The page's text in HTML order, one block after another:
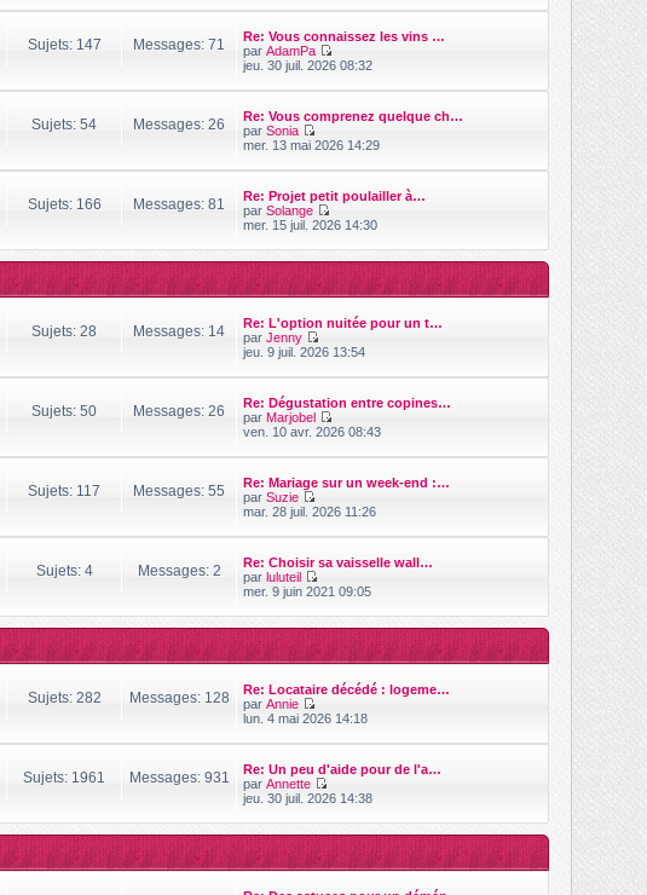
s
a
e
n
e
m
s
a
i
l
e
d
n
e
m
s
s
a
e
Sujets: 147 Messages: 71
Re: Vous connaissez les vins …
par AdamPa
V
i
l
d
n
e
m
e
s
g
jeu. 30 juil. 2026 08:32
Sujets: 54 Messages: 26
Re: Vous comprenez quelque ch…
par Sonia
V
i
l
e
d
r
e
m
e
s
s
g
mer. 13 mai 2026 14:29
Sujets: 166 Messages: 81
Re: Projet petit poulailler à…
par Solange
V
i
r
e
e
n
e
m
e
s
s
g
mer. 15 juil. 2026 14:30
Sujets: 28 Messages: 14
Re: L'option nuitée pour un t…
par Jenny
V
i
l
e
d
n
e
m
s
a
e
jeu. 9 juil. 2026 13:54
Sujets: 50 Messages: 26
Re: Dégustation entre copines…
par Marjobel
V
i
l
d
n
e
m
e
s
g
ven. 10 avr. 2026 08:43
Sujets: 117 Messages: 55
Re: Mariage sur un week-end :…
par Suzie
V
i
e
d
r
e
m
e
s
s
g
e
mar. 28 juil. 2026 11:26
Sujets: 4 Messages: 2
Re: Choisir sa vaisselle wall…
par luluteil
V
i
r
e
e
n
e
m
e
s
s
a
e
mer. 9 juin 2021 09:05
Sujets: 282 Messages: 128
Re: Locataire décédé : logeme…
par Annie
V
i
e
d
r
e
lun. 4 mai 2026 14:18
Sujets: 1961 Messages: 931
Re: Un peu d'aide pour de l'a…
par Annette
V
i
r
e
jeu. 30 juil. 2026 14:38